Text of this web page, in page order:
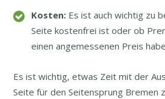
Kosten: Es ist auch wichtig zu
Seite kostenfrei ist oder ob
einen angemessenen Preis
Es ist wichtig, etwas Zeit mit der
Seite für den Seitensprung Bremen